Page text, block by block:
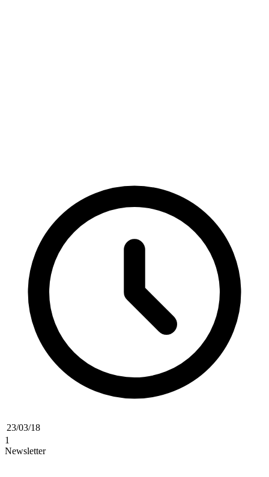
23/03/18
1
Newsletter